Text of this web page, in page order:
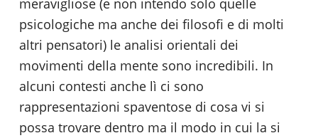
meravigliose (e non intendo solo quelle
psicologiche ma anche dei filosofi e di molti
altri pensatori) le analisi orientali dei
movimenti della mente sono incredibili. In
alcuni contesti anche lì ci sono
rappresentazioni spaventose di cosa vi si
possa trovare dentro ma il modo in cui la si